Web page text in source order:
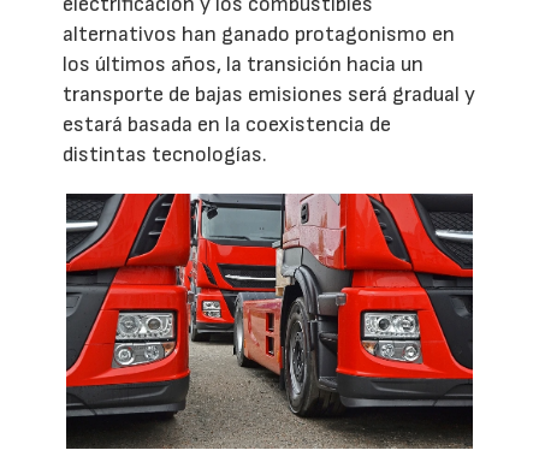
alternativos han ganado protagonismo en
los últimos años, la transición hacia un
transporte de bajas emisiones será gradual y
estará basada en la coexistencia de
distintas tecnologías.